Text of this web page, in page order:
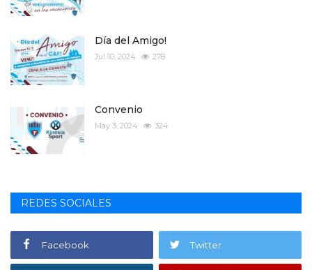
Día del Amigo!
Jul 10, 2024 278
Convenio
May 3, 2024 324
REDES SOCIALES
Facebook Twitter